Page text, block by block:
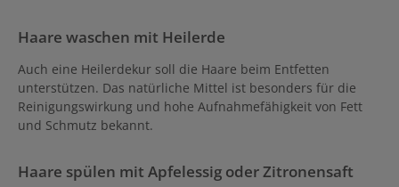
Haare waschen mit Heilerde
Auch eine Heilerdekur soll die Haare beim Entfetten
unterstützen. Das natürliche Mittel ist besonders für die
Reinigungswirkung und hohe Aufnahmefähigkeit von Fett
und Schmutz bekannt.
Haare spülen mit Apfelessig oder Zitronensaft